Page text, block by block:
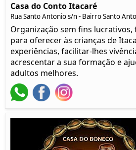
Casa do Conto Itacaré
Rua Santo Antonio s/n - Bairro Santo
Organização sem fins lucrativos,
para oferecer às crianças de
experiências, facilitar-lhes
acrescentar a sua formação e
adultos melhores.